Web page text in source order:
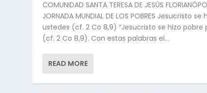
COMUNIDAD SANTA TERESA DE JESÚS
JORNADA MUNDIAL DE LOS POBRES Jesucristo
ustedes (cf. 2 Co 8,9) “Jesucristo se hizo pobre
(cf. 2 Co 8,9). Con estas palabras el...
READ MORE